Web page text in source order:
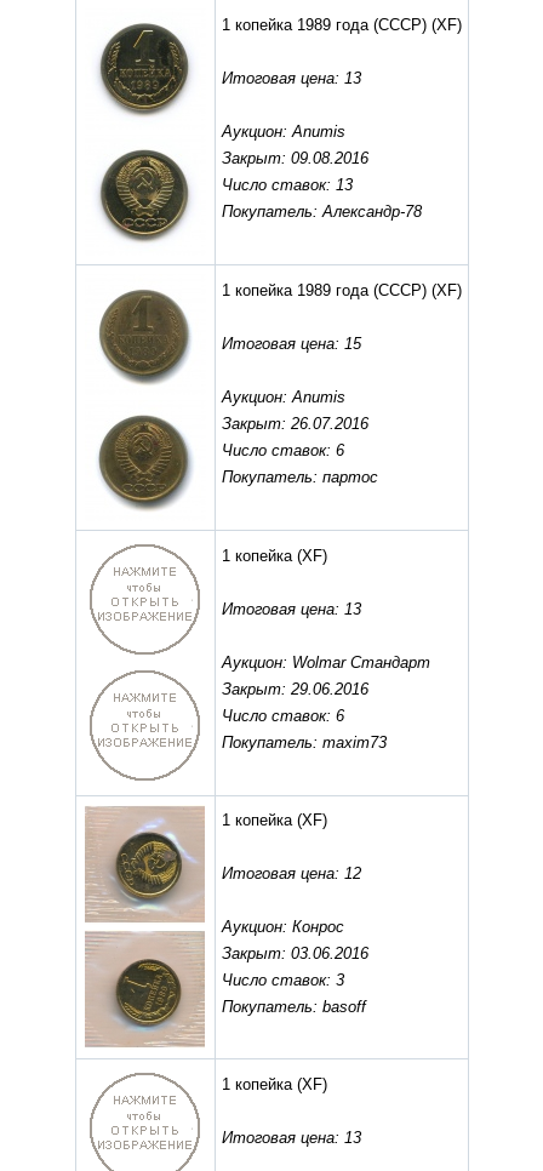
1 копейка 1989 года (СССР)(XF)
Итоговая цена: 13
Аукцион: Anumis
Закрыт: 09.08.2016
Число ставок: 13
Покупатель: Александр-78
1 копейка 1989 года (СССР)(XF)
Итоговая цена: 15
Аукцион: Anumis
Закрыт: 26.07.2016
Число ставок: 6
Покупатель: партос
1 копейка(XF)
Итоговая цена: 13
Аукцион: Wolmar Стандарт
Закрыт: 29.06.2016
Число ставок: 6
Покупатель: maxim73
1 копейка (XF)
Итоговая цена: 12
Аукцион: Конрос
Закрыт: 03.06.2016
Число ставок: 3
Покупатель: basoff
1 копейка(XF)
Итоговая цена: 13